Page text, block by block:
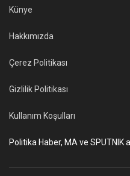
Künye
Hakkımızda
Çerez Politikası
Gizlilik Politikası
Kullanım Koşulları
Politika Haber, MA ve SPUTNIK